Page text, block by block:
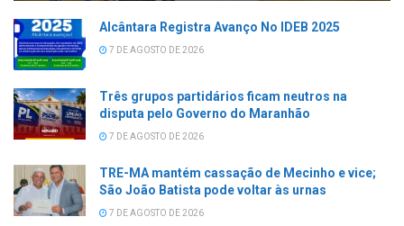
Alcântara Registra Avanço No IDEB 2025
7 DE AGOSTO DE 2026
Três grupos partidários ficam neutros na
disputa pelo Governo do Maranhão
7 DE AGOSTO DE 2026
TRE-MA mantém cassação de Mecinho e vice;
São João Batista pode voltar às urnas
7 DE AGOSTO DE 2026